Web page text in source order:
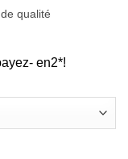
qualité
en2*!
en silicone